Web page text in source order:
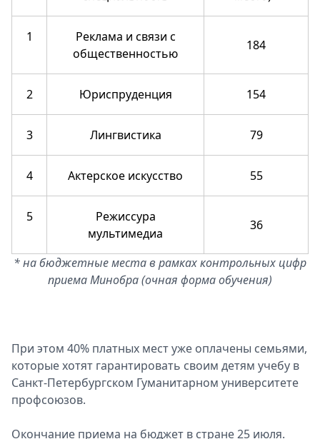
1
Реклама и связи с
общественностью
184
2 Юриспруденция 154
3 Лингвистика 79
4 Актерское искусство 55
5
Режиссура
мультимедиа
36
* на бюджетные места в рамках контрольных цифр
приема Минобра (очная форма обучения)
При этом 40% платных мест уже оплачены семьями,
которые хотят гарантировать своим детям учебу в
Санкт-Петербургском Гуманитарном университете
профсоюзов.
Окончание приема на бюджет в стране 25 июля.